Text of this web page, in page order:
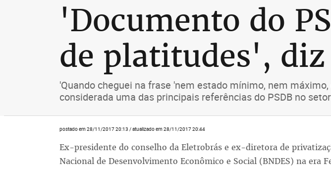
'Documento do
de platitudes',
'Quando cheguei na frase 'nem estado mínimo, nem
considerada uma das principais referências do PSDB no
postado em 28/11/2017 20:13 / atualizado em 28/11/2017 20:44
Ex-presidente do conselho da Eletrobrás e ex-diretora de
Nacional de Desenvolvimento Econômico e Social (BNDES) na era